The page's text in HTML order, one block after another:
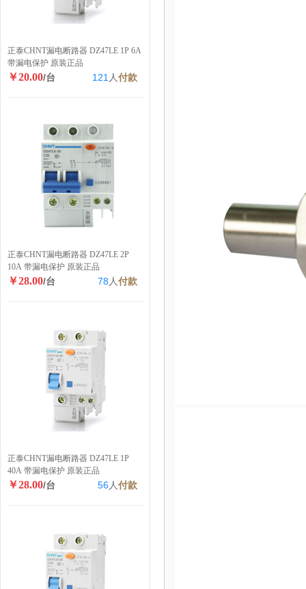
正泰CHNT漏电断路器 DZ47LE 1P 6A
带漏电保护 原装正品
￥20.00/台 121 人付款
正泰CHNT漏电断路器 DZ47LE 2P
10A 带漏电保护 原装正品
￥28.00/台 78 人付款
正泰CHNT漏电断路器 DZ47LE 1P
40A 带漏电保护 原装正品
￥28.00/台 56人付款